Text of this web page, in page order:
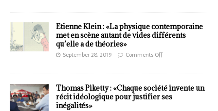
Etienne Klein : «La physique contemporaine
met en scène autant de vides différents
qu’elle a de théories»
September 28, 2019 Comments Off
Thomas Piketty : «Chaque société invente un
récit idéologique pour justifier ses
inégalités»